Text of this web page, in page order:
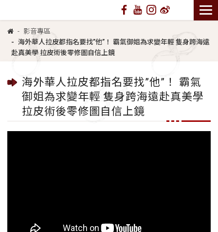
影音專區
海外華人拉皮都指名要找”他”！ 霸氣御姐為求變年輕 隻身跨海遠
赴真美學 拉皮術後零修圖自信上鏡
海外華人拉皮都指名要找”他”！ 霸氣
御姐為求變年輕 隻身跨海遠赴真美學
拉皮術後零修圖自信上鏡